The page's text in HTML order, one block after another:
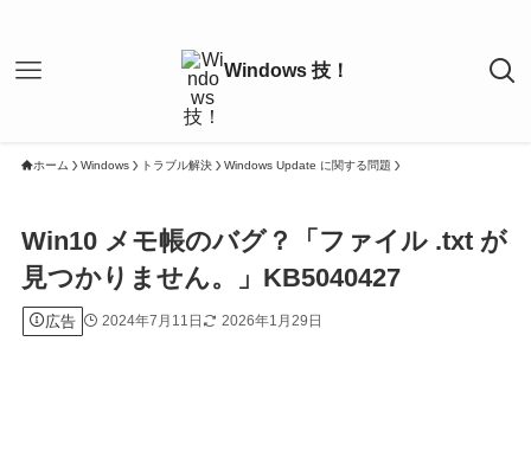
ホーム Windows トラブル解決 Windows Update に関する問題
Win10 メモ帳のバグ？「ファイル .txt が
見つかりません。」KB5040427
広告 2024年7月11日 2026年1月29日